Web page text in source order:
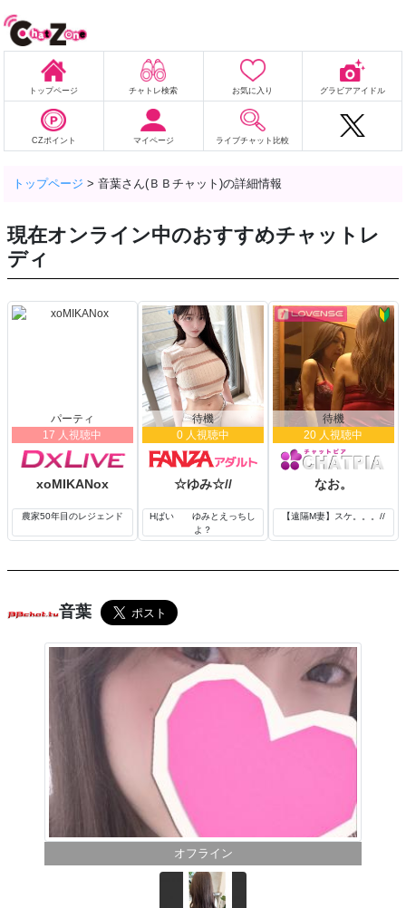
トップページ チャトレ検索 お気に入り グラビアアイドル
CZポイント マイページ ライブチャット比較
トップページ > 音葉さん(ＢＢチャット)の詳細情報
現在オンライン中のおすすめチャットレ
ディ
パーティ
17 人視聴中
xoMIKANox
農家50年目のレジェンド
待機
0 人視聴中
☆ゆみ☆//
Hぱい ゆみとえっちし
よ？
待機
20 人視聴中
なお。
【遠隔M妻】スケ。。。//
音葉
オフライン